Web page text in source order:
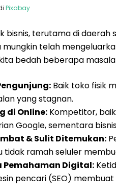
Pixabay
bisnis, terutama di
mungkin telah
bedah beberapa
Baik toko fisik
yang stagnan.
di Online: Kompetitor,
Google, sementara
& Sulit Ditemukan:
tidak ramah seluler
Pemahaman Digital:
pencari (SEO)